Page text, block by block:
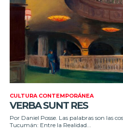
CULTURA CONTEMPORÁNEA
VERBA SUNT RES
Por Daniel Posse. Las palabras son las
Tucumán: Entre la Realidad...